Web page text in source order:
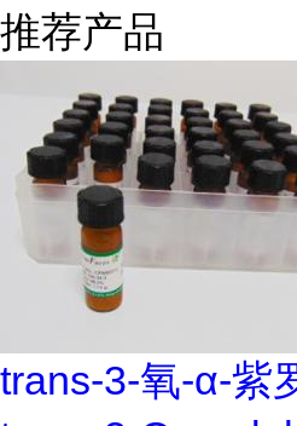
推荐产品
trans-3-氧-α-紫